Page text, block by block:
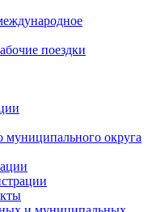
поездки
муниципального округа